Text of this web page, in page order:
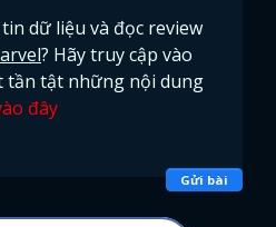
dữ liệu và đọc review
? Hãy truy cập vào
tần tật những nội dung
đây
Gửi bài